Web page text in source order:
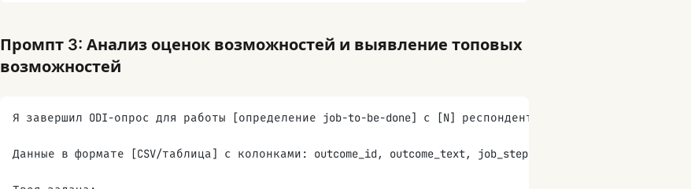
Промпт 3: Анализ оценок возможностей и выявление топовых
возможностей
Я завершил ODI-опрос для работы [определение job-to-be-done] с [N] респондентами, оценившими [M]
Данные в формате [CSV/таблица] с колонками: outcome_id, outcome_text, job_step, mean_importance,